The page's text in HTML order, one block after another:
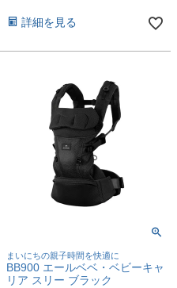
詳細を見る
まいにちの親子時間を快適に
BB900 エールベベ・ベビーキャ
リア スリー ブラック